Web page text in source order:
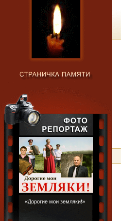
«Дорогие мои земляки!»